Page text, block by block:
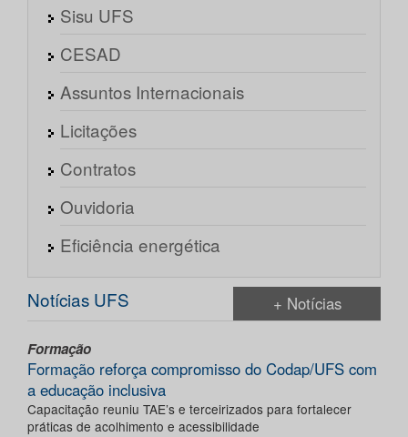
Sisu UFS
CESAD
Assuntos Internacionais
Licitações
Contratos
Ouvidoria
Eficiência energética
Notícias UFS + Notícias
Formação
Formação reforça compromisso do Codap/UFS com
a educação inclusiva
Capacitação reuniu TAE’s e terceirizados para fortalecer
práticas de acolhimento e acessibilidade